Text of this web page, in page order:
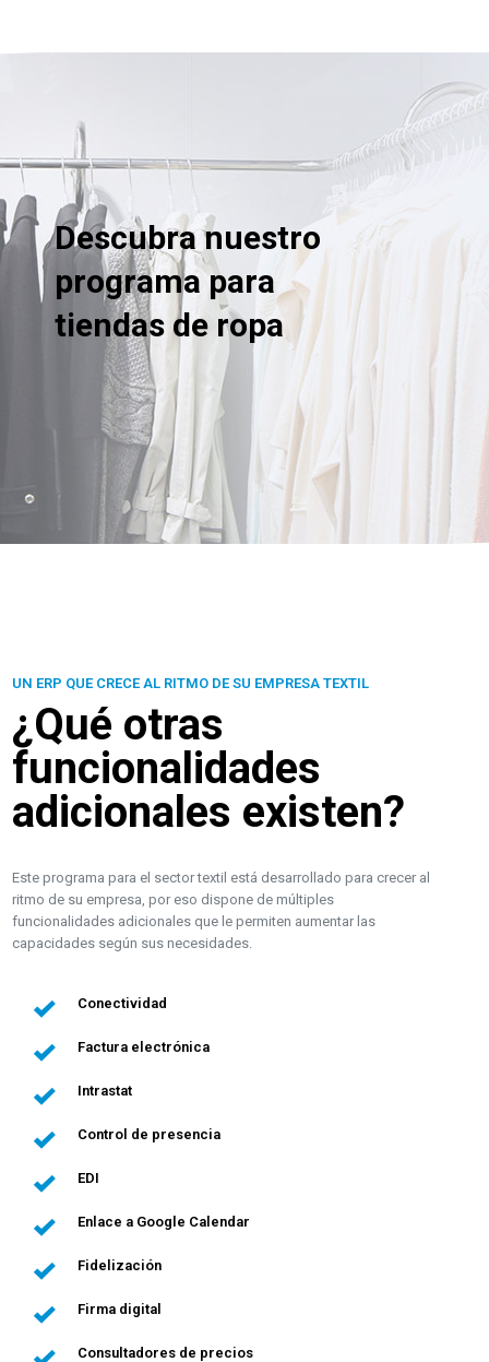
Descubra nuestro
programa para
tiendas de ropa
UN ERP QUE CRECE AL RITMO DE SU EMPRESA TEXTIL
¿Qué otras
funcionalidades
adicionales existen?
Este programa para el sector textil está desarrollado para crecer al
ritmo de su empresa, por eso dispone de múltiples
funcionalidades adicionales que le permiten aumentar las
capacidades según sus necesidades.
Conectividad
Factura electrónica
Intrastat
Control de presencia
EDI
Enlace a Google Calendar
Fidelización
Firma digital
Consultadores de precios